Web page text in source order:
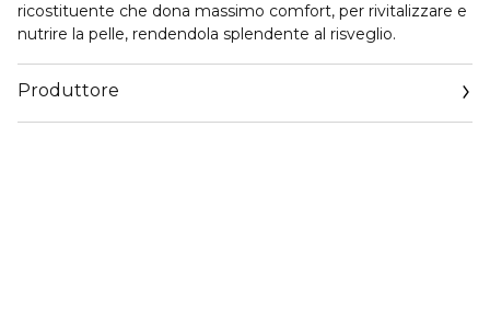
ricostituente che dona massimo comfort, per rivitalizzare e
nutrire la pelle, rendendola splendente al risveglio.
Produttore